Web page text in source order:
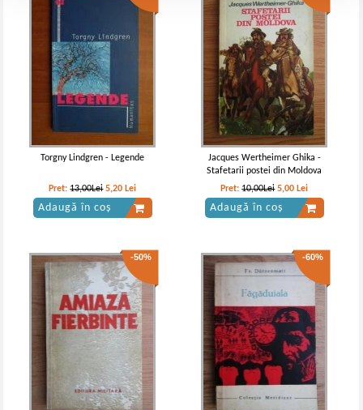
Giovanni Boccaccio - Decameronul
(volumul 1)
IN STOC
12,00Lei 6,00 Lei
Adaugă în coș
Giovanni Boccaccio - Decameronul
IN STOC
Pret:25,00Lei 17,50 Lei
Adaugă în coș
-40%
Giovanni Boccaccio - Decameronul
(volumul 1) (Adevarul)
IN STOC
18,00Lei 10,80 Lei
Adaugă în coș
-40%
Giovanni Boccaccio - Decameronul
(volumul 1)
IN STOC
Pret:13,00Lei7,80Lei
Adaugă în coș
Torgny Lindgren - Legende
Pret:13,00Lei 5,20 Lei
Adaugă în coș
Jacques Wertheimer Ghika -
Stafetarii postei din Moldova
Pret:10,00Lei 5,00 Lei
Adaugă în coș
-50% -60%